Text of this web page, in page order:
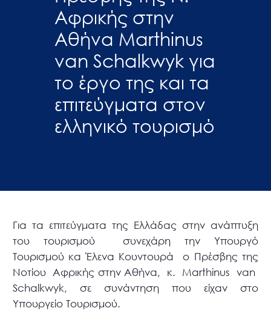
Αφρικής στην
Αθήνα Marthinus
van Schalkwyk για
το έργο της και τα
επιτεύγματα στον
ελληνικό τουρισμό
Για τα επιτεύγματα της Ελλάδας στην ανάπτυξη
του τουρισμού συνεχάρη την Υπουργό
Τουρισμού κα Έλενα Κουντουρά ο Πρέσβης της
Νοτίου Αφρικής στην Αθήνα, κ. Marthinus van
Schalkwyk, σε συνάντηση που είχαν στο
Υπουργείο Τουρισμού.